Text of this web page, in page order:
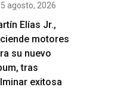
5 agosto, 2026
Elías Jr.,
motores
su nuevo
tras
exitosa